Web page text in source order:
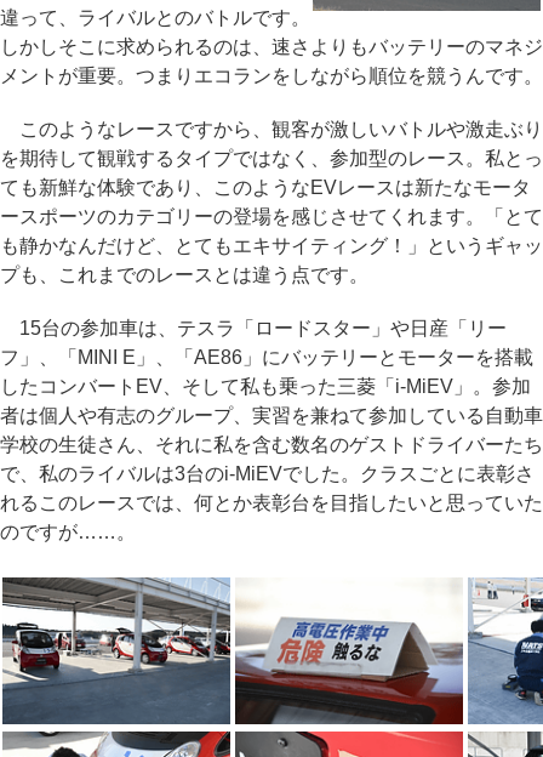
違って、ライバルとのバトルです。
しかしそこに求められるのは、速さよりもバッテリーのマネジ
メントが重要。つまりエコランをしながら順位を競うんです。
このようなレースですから、観客が激しいバトルや激走ぶり
を期待して観戦するタイプではなく、参加型のレース。私とっ
ても新鮮な体験であり、このようなEVレースは新たなモータ
ースポーツのカテゴリーの登場を感じさせてくれます。「とて
も静かなんだけど、とてもエキサイティング！」というギャッ
プも、これまでのレースとは違う点です。
15台の参加車は、テスラ「ロードスター」や日産「リー
フ」、「MINI E」、「AE86」にバッテリーとモーターを搭載
したコンバートEV、そして私も乗った三菱「i-MiEV」。参加
者は個人や有志のグループ、実習を兼ねて参加している自動車
学校の生徒さん、それに私を含む数名のゲストドライバーたち
で、私のライバルは3台のi-MiEVでした。クラスごとに表彰さ
れるこのレースでは、何とか表彰台を目指したいと思っていた
のですが……。